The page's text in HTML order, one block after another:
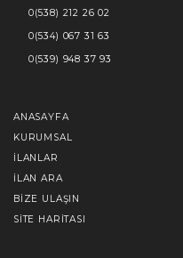
0(538) 212 26 02
0(534) 067 31 63
0(539) 948 37 93
ANASAYFA
KURUMSAL
İLANLAR
İLAN ARA
BIZE ULAŞIN
SITE HARITASI